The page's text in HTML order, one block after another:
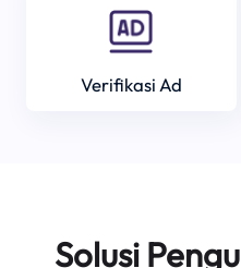
Verifikasi Ad
Solusi